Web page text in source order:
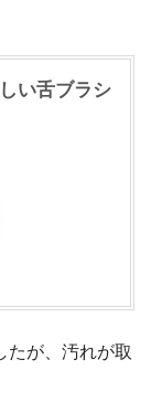
い舌ブラシ
たが、汚れが取